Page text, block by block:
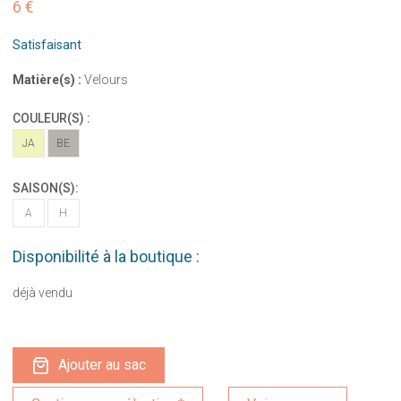
6 €
Satisfaisant
Matière(s) : Velours
COULEUR(S) :
JA BE
SAISON(S):
A H
Disponibilité à la boutique :
déjà vendu
Ajouter au sac